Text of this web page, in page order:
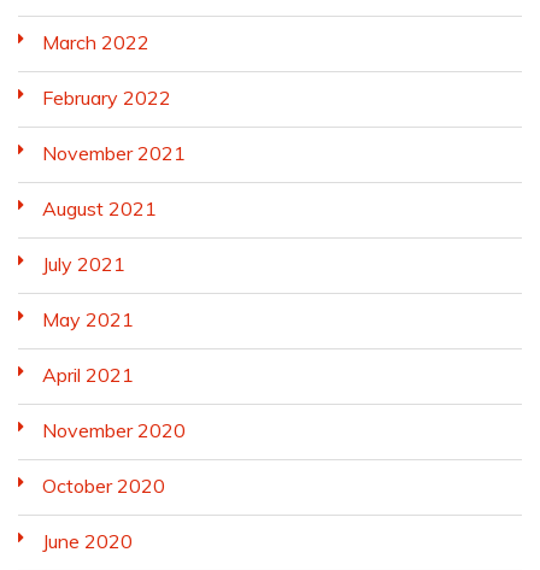
March 2022
February 2022
November 2021
August 2021
July 2021
May 2021
April 2021
November 2020
October 2020
June 2020